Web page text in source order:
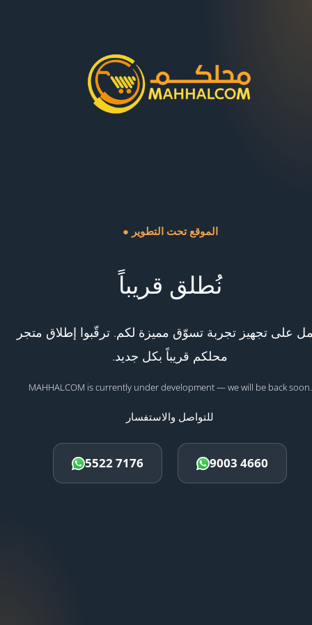
● الموقع تحت التطوير
نُطلق قريباً
على تجهيز تجربة تسوّق مميزة لكم. ترقّبوا إطلاق متجر
محلكم قريباً بكل جديد.
MAHHALCOM is currently under development — we will be back soon.
للتواصل والاستفسار
5522 7176 9003 4660